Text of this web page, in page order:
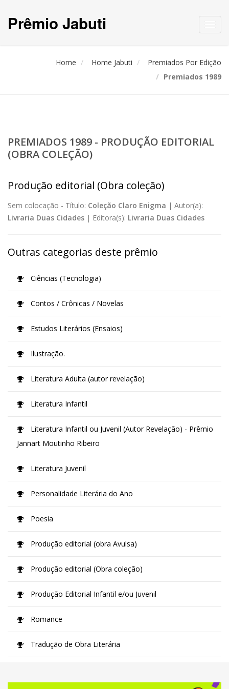
Prêmio Jabuti
Home Home Jabuti
Premiados Por Edição
Premiados 1989
PREMIADOS 1989 - PRODUÇÃO EDITORIAL
(OBRA COLEÇÃO)
Produção editorial (Obra coleção)
Sem colocação - Título: Coleção Claro Enigma | Autor(a):
Livraria Duas Cidades | Editora(s): Livraria Duas Cidades
Outras categorias deste prêmio
Ciências (Tecnologia)
Contos / Crônicas / Novelas
Estudos Literários (Ensaios)
Ilustração.
Literatura Adulta (autor revelação)
Literatura Infantil
Literatura Infantil ou Juvenil (Autor Revelação) - Prêmio
Jannart Moutinho Ribeiro
Literatura Juvenil
Personalidade Literária do Ano
Poesia
Produção editorial (obra Avulsa)
Produção editorial (Obra coleção)
Produção Editorial Infantil e/ou Juvenil
Romance
Tradução de Obra Literária